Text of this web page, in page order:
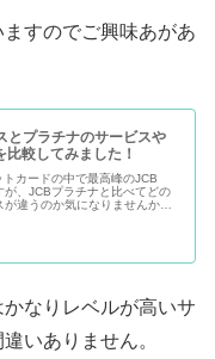
すのでご興味あがあ
とプラチナのサービスや
比較してみました！
カードの中で最高峰のJCB
が、JCBプラチナと比べてどの
が違うのか気になりませんか？
なりレベルが高いサ
いありません。